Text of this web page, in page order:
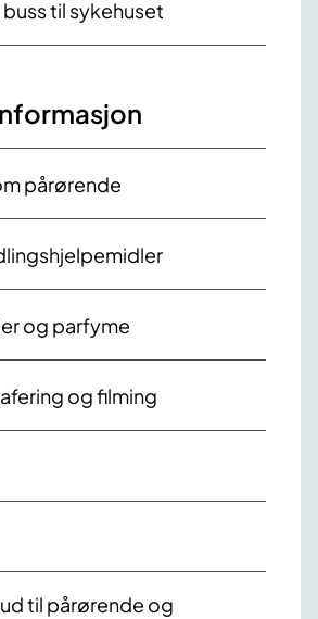
til sykehuset
pårørende
og parfyme
og filming
til pårørende og